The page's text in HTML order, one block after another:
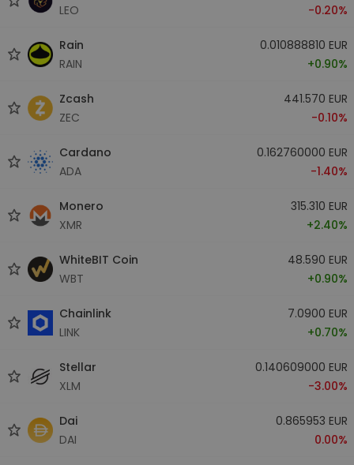
LEO
-0.20%
Rain
RAIN
0.010888810 EUR
+0.90%
Zcash
ZEC
441.570 EUR
-0.10%
Cardano
ADA
0.162760000 EUR
-1.40%
Monero
XMR
315.310 EUR
+2.40%
WhiteBIT Coin
WBT
48.590 EUR
+0.90%
Chainlink
LINK
7.0900 EUR
+0.70%
Stellar
XLM
0.140609000 EUR
-3.00%
Dai
DAI
0.865953 EUR
0.00%